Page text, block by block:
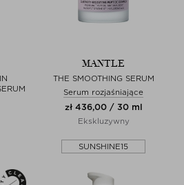
MANTLE
THE SMOOTHING SERUM
Serum rozjaśniające
zł 436,00 / 30 ml
Ekskluzywny
SUNSHINE15